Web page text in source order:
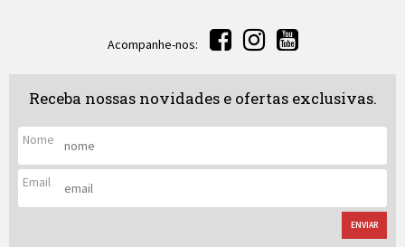
Acompanhe-nos:
Receba nossas novidades e ofertas exclusivas.
Nome
Email
ENVIAR